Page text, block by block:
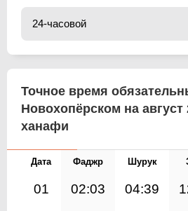
Точное время
Новохопёрском на август
ханафи
Дата Фаджр Шурук
01 02:03 04:39